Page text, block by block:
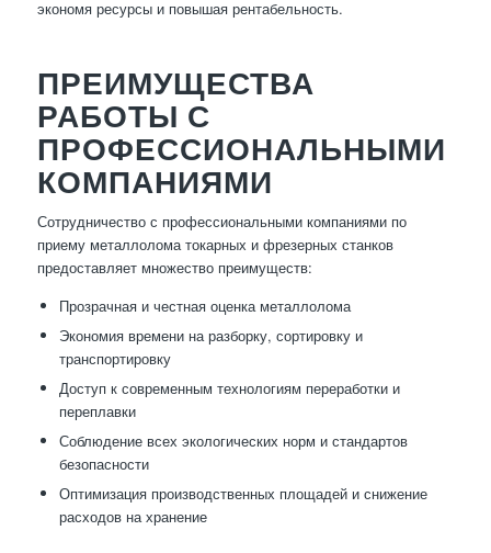
экономя ресурсы и повышая рентабельность.
ПРЕИМУЩЕСТВА
РАБОТЫ С
ПРОФЕССИОНАЛЬНЫМИ
КОМПАНИЯМИ
Сотрудничество с профессиональными компаниями по
приему металлолома токарных и фрезерных станков
предоставляет множество преимуществ:
Прозрачная и честная оценка металлолома
Экономия времени на разборку, сортировку и
транспортировку
Доступ к современным технологиям переработки и
переплавки
Соблюдение всех экологических норм и стандартов
безопасности
Оптимизация производственных площадей и снижение
расходов на хранение